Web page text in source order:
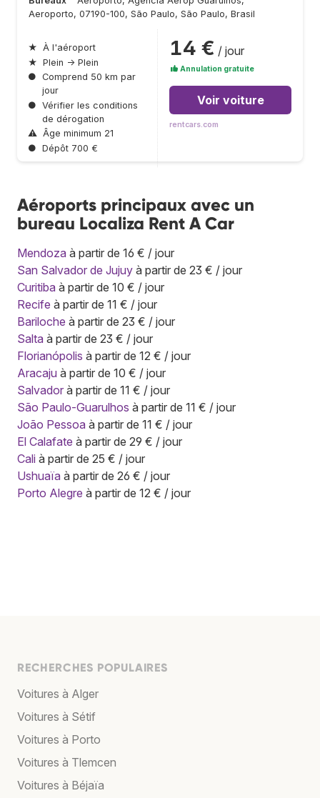
Aeroporto, 07190-100, São Paulo, São Paulo, Brasil
★ À l'aéroport
★ Plein → Plein
● Comprend 50 km par
jour
● Vérifier les conditions
de dérogation
⚠ Âge minimum 21
● Dépôt 700 €
14 € / jour
Annulation gratuite
Voir voiture
rentcars.com
Aéroports principaux avec un
bureau Localiza Rent A Car
Mendoza à partir de 16 € / jour
San Salvador de Jujuy à partir de 23 € / jour
Curitiba à partir de 10 € / jour
Recife à partir de 11 € / jour
Bariloche à partir de 23 € / jour
Salta à partir de 23 € / jour
Florianópolis à partir de 12 € / jour
Aracaju à partir de 10 € / jour
Salvador à partir de 11 € / jour
São Paulo-Guarulhos à partir de 11 € / jour
João Pessoa à partir de 11 € / jour
El Calafate à partir de 29 € / jour
Cali à partir de 25 € / jour
Ushuaïa à partir de 26 € / jour
Porto Alegre à partir de 12 € / jour
RECHERCHES POPULAIRES
Voitures à Alger
Voitures à Sétif
Voitures à Porto
Voitures à Tlemcen
Voitures à Béjaïa